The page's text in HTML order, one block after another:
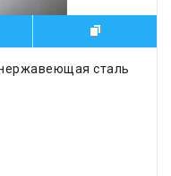
сталь